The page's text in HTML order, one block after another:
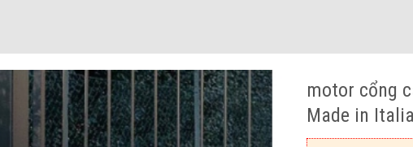
motor cổng
Made in Italia